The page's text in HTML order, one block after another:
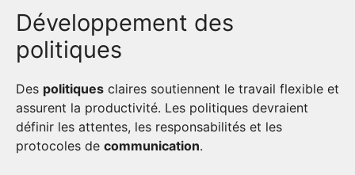
Développement des
politiques
Des politiques claires soutiennent le travail flexible et
assurent la productivité. Les politiques devraient
définir les attentes, les responsabilités et les
protocoles de communication.